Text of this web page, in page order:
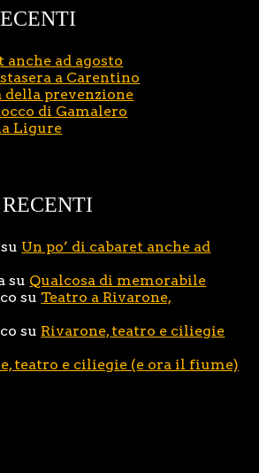
anche ad agosto
a Carentino
della prevenzione
di Gamalero
Ligure
su Un po’ di cabaret anche ad
su Qualcosa di memorabile
su Teatro a Rivarone,
su Rivarone, teatro e ciliegie
teatro e ciliegie (e ora il fiume)